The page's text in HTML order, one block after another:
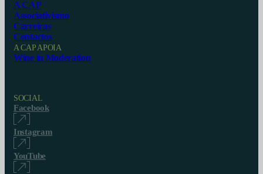
A CAP
Associativismo
Carreiras
Contactos
A CAP APOIA
Wine in Moderation
SOCIAL
Facebook
Instagram
YouTube